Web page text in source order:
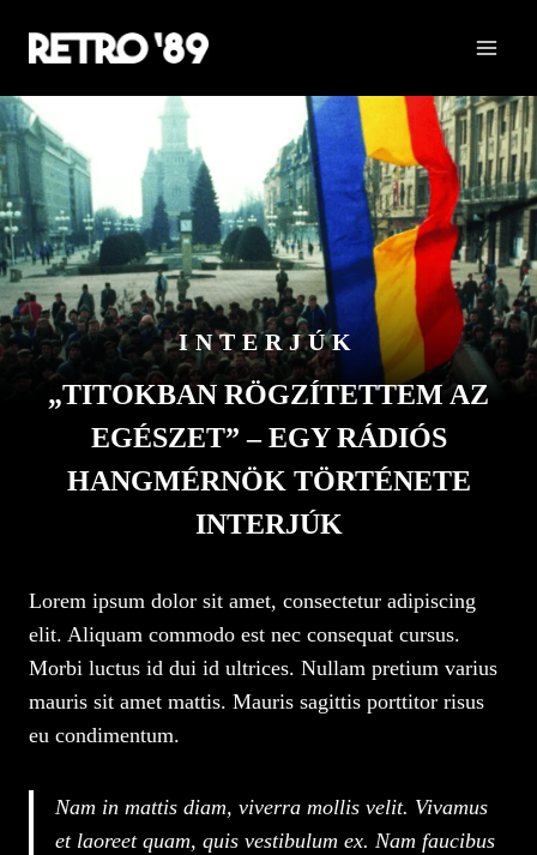
INTERJÚK
„TITOKBAN RÖGZÍTETTEM AZ
EGÉSZET” – EGY RÁDIÓS
HANGMÉRNÖK TÖRTÉNETE
INTERJÚK
Lorem ipsum dolor sit amet, consectetur adipiscing
elit. Aliquam commodo est nec consequat cursus.
Morbi luctus id dui id ultrices. Nullam pretium varius
mauris sit amet mattis. Mauris sagittis porttitor risus
eu condimentum.
Nam in mattis diam, viverra mollis velit. Vivamus
et laoreet quam, quis vestibulum ex. Nam faucibus